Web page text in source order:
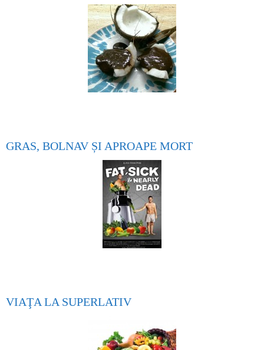
GRAS, BOLNAV ȘI APROAPE MORT
VIAŢA LA SUPERLATIV